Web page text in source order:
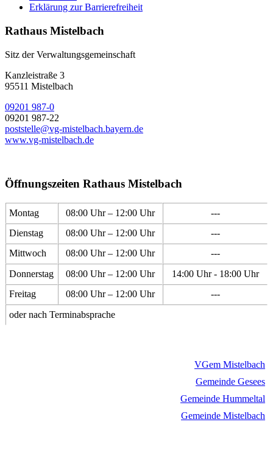
Erklärung zur Barrierefreiheit
Rathaus Mistelbach
Sitz der Verwaltungsgemeinschaft
Kanzleistraße 3
95511 Mistelbach
09201 987-0
09201 987-22
poststelle@vg-mistelbach.bayern.de
www.vg-mistelbach.de
Öffnungszeiten Rathaus Mistelbach
Montag 08:00 Uhr – 12:00 Uhr
---
Dienstag
08:00 Uhr – 12:00 Uhr
---
Mittwoch
08:00 Uhr – 12:00 Uhr
---
Donnerstag
08:00 Uhr – 12:00 Uhr
14:00 Uhr - 18:00 Uhr
Freitag
08:00 Uhr – 12:00 Uhr
---
oder nach Terminabsprache
VGem Mistelbach
Gemeinde Gesees
Gemeinde Hummeltal
Gemeinde Mistelbach